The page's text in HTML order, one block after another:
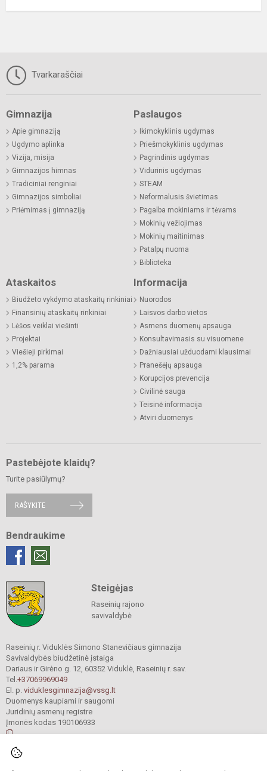
Tvarkaraščiai
Gimnazija
Apie gimnaziją
Ugdymo aplinka
Vizija, misija
Gimnazijos himnas
Tradiciniai renginiai
Gimnazijos simboliai
Priėmimas į gimnaziją
Paslaugos
Ikimokyklinis ugdymas
Priešmokyklinis ugdymas
Pagrindinis ugdymas
Vidurinis ugdymas
STEAM
Neformalusis švietimas
Pagalba mokiniams ir tėvams
Mokinių vežiojimas
Mokinių maitinimas
Patalpų nuoma
Biblioteka
Ataskaitos
Biudžeto vykdymo ataskaitų rinkiniai
Finansinių ataskaitų rinkiniai
Lėšos veiklai viešinti
Projektai
Viešieji pirkimai
1,2% parama
Informacija
Nuorodos
Laisvos darbo vietos
Asmens duomenų apsauga
Konsultavimasis su visuomene
Dažniausiai užduodami klausimai
Pranešėjų apsauga
Korupcijos prevencija
Civilinė sauga
Teisinė informacija
Atviri duomenys
Pastebėjote klaidų?
Turite pasiūlymų?
RAŠYKITE
Bendraukime
Steigėjas
Raseinių rajono
savivaldybė
Raseinių r. Viduklės Simono Stanevičiaus gimnazija
Savivaldybės biudžetinė įstaiga
Dariaus ir Girėno g. 12, 60352 Viduklė, Raseinių r. sav.
Tel.+37069969049
El. p. viduklesgimnazija@vssg.lt
Duomenys kaupiami ir saugomi
Juridinių asmenų registre
Įmonės kodas 190106933